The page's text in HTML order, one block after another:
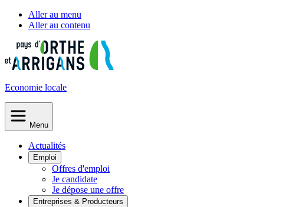
Aller au menu
Aller au contenu
Economie locale
Menu
Actualités
Emploi
Offres d'emploi
Je candidate
Je dépose une offre
Entreprises & Producteurs